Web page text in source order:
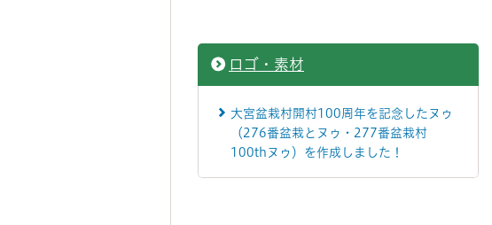
ロゴ・素材
大宮盆栽村開村100周年を記念したヌゥ
（276番盆栽とヌゥ・277番盆栽村
100thヌゥ）を作成しました！